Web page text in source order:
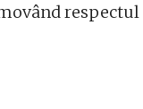
respectul